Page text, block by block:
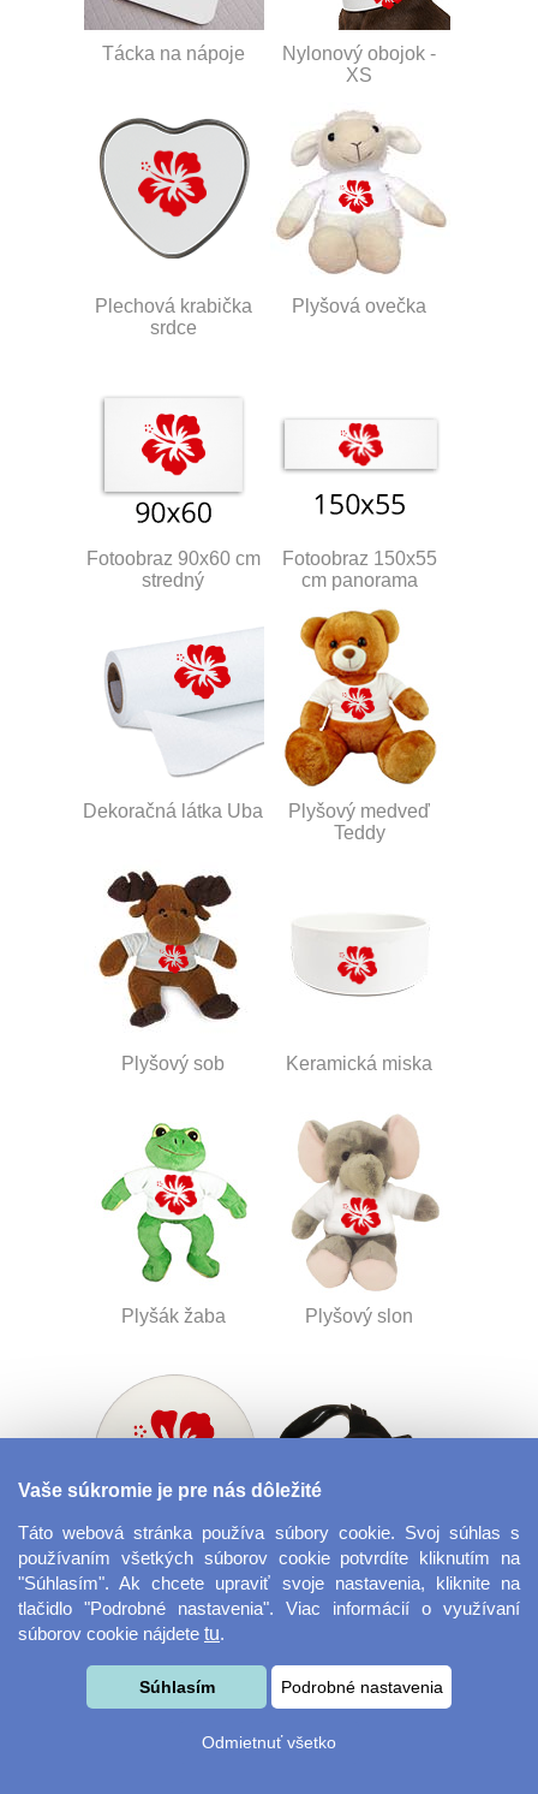
Tácka na nápoje
Nylonový obojok -
XS
Plechová krabička
srdce
Plyšová ovečka
Fotoobraz 90x60 cm
stredný
Fotoobraz 150x55
cm panorama
Dekoračná látka Uba
Plyšový medveď
Teddy
Plyšový sob Keramická miska
Plyšák žaba Plyšový slon
Tácka na nápoje
guľatý
Flexi vodítko
Vaše súkromie je pre nás dôležité
Táto webová stránka používa súbory cookie. Svoj súhlas s
používaním všetkých súborov cookie potvrdíte kliknutím na
"Súhlasím". Ak chcete upraviť svoje nastavenia, kliknite na
tlačidlo "Podrobné nastavenia". Viac informácií o využívaní
súborov cookie nájdete tu.
Súhlasím Podrobné nastavenia
Odmietnuť všetko